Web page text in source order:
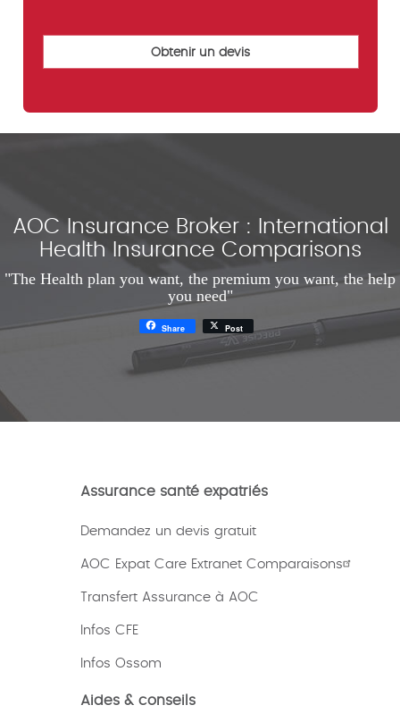
AOC Insurance Broker : International
Health Insurance Comparisons
"The Health plan you want, the premium you want, the help
you need"
Share Post
Assurance santé expatriés
Demandez un devis gratuit
AOC Expat Care Extranet Comparaisons
Transfert Assurance à AOC
Infos CFE
Infos Ossom
Aides & conseils